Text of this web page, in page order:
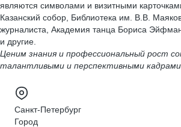
являются символами и визитными
Казанский собор, Библиотека им. В.В.
журналиста, Академия танца Бориса
и другие.
Ценим знания и профессиональный рост
талантливыми и перспективными кадрами.
Санкт-Петербург
Город